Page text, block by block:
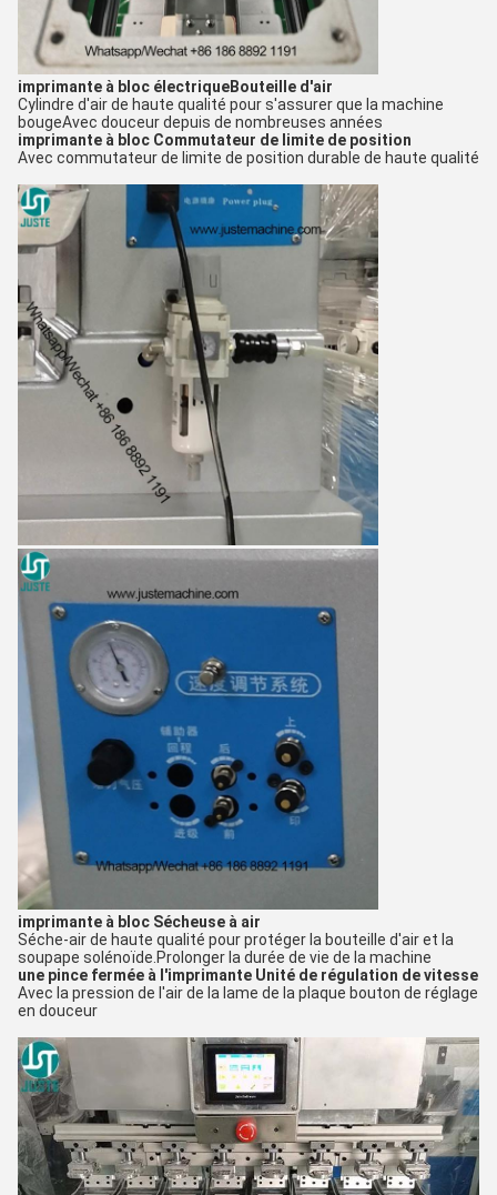
imprimante à bloc électriqueBouteille d'air
Cylindre d'air de haute qualité pour s'assurer que la machine
bougeAvec douceur depuis de nombreuses années
imprimante à bloc Commutateur de limite de position
Avec commutateur de limite de position durable de haute qualité
imprimante à bloc Sécheuse à air
Séche-air de haute qualité pour protéger la bouteille d'air et la
soupape solénoïde. Prolonger la durée de vie de la machine
une pince fermée à l'imprimante Unité de régulation de vitesse
Avec la pression de l'air de la lame de la plaque bouton de réglage
en douceur